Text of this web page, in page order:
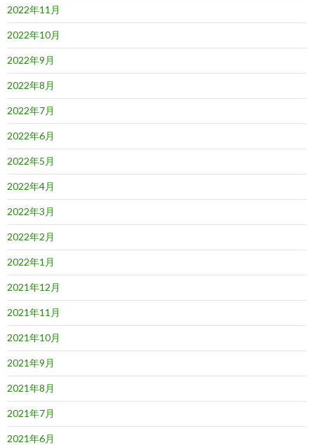
2022年11月
2022年10月
2022年9月
2022年8月
2022年7月
2022年6月
2022年5月
2022年4月
2022年3月
2022年2月
2022年1月
2021年12月
2021年11月
2021年10月
2021年9月
2021年8月
2021年7月
2021年6月